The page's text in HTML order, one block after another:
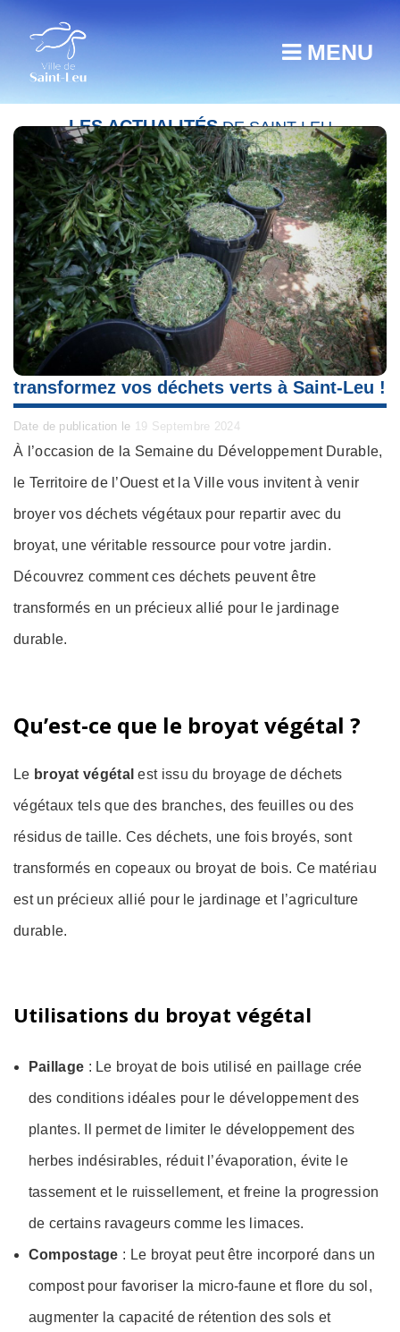
MENU
LES ACTUALITÉSDE SAINT-LEU
Semaine du Développement Durable :
transformez vos déchets verts à Saint-Leu !
Date de publication le Posted
on
19 Septembre 2024
À l’occasion de la Semaine du Développement Durable,
le Territoire de l’Ouest et la Ville vous invitent à venir
broyer vos déchets végétaux pour repartir avec du
broyat, une véritable ressource pour votre jardin.
Découvrez comment ces déchets peuvent être
transformés en un précieux allié pour le jardinage
durable.
Qu’est-ce que le broyat végétal ?
Le broyat végétal est issu du broyage de déchets
végétaux tels que des branches, des feuilles ou des
résidus de taille. Ces déchets, une fois broyés, sont
transformés en copeaux ou broyat de bois. Ce matériau
est un précieux allié pour le jardinage et l’agriculture
durable.
Utilisations du broyat végétal
Paillage : Le broyat de bois utilisé en paillage crée
des conditions idéales pour le développement des
plantes. Il permet de limiter le développement des
herbes indésirables, réduit l’évaporation, évite le
tassement et le ruissellement, et freine la progression
de certains ravageurs comme les limaces.
Compostage : Le broyat peut être incorporé dans un
compost pour favoriser la micro-faune et flore du sol,
augmenter la capacité de rétention des sols et